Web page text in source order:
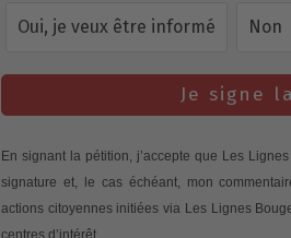
Oui, je veux être informé
Non
Je signe
En signant la pétition, j’accepte que Les
signature et, le cas échéant, mon
actions citoyennes initiées via Les Lignes
centres d’intérêt.